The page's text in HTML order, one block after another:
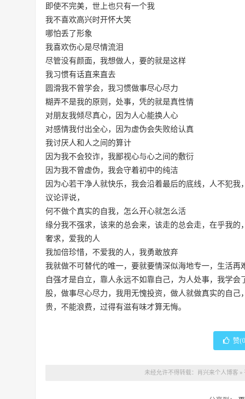
即使不完美，世上也只有一个我
我不喜欢高兴时开怀大笑
哪怕丢了形象
我喜欢伤心是尽情流泪
尽管没有颜面，我想做人，要的就是这样
我习惯有话直来直去
圆滑我不曾学会，我习惯做事尽心尽力
糊弄不是我的原则，处事，凭的就是真性情
对朋友我倾尽真心，因为人心能换人心
对感情我付出全心，因为虚伪会失败给认真
我讨厌人和人之间的算计
因为我不会狡诈，我鄙视心与心之间的敷衍
因为我不曾虚伪，我会守着初中的纯洁
因为心若干净人就快乐，我会沿着最后的底线，人不犯
议论评说，
何不做个真实的自我，怎么开心就怎么活
缘分我不强求，该来的总会来，该走的总会走，在乎我
奢求，爱我的人
我加倍珍惜，不爱我的人，我勇敢放弃
我就做不可替代的唯一，要就要情深似海地专一，生活再
自强才是自立，靠人永远不如靠自己，为人处事，我学
股，做事尽心尽力，我用无愧投资，做人就做真实的自
贵，不能浪费，过得有滋有味才算无悔。
赞(0
未经允许不得转载： 肖兴来个人博客 »